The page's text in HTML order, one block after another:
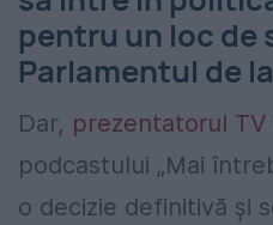
pentru un loc de
Parlamentul de
Dar, prezentatorul TV
podcastului „Mai
o decizie definitivă și